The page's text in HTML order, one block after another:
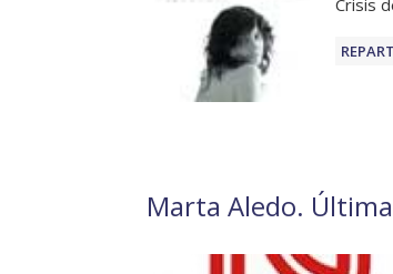
Crisis
Marta Aledo.